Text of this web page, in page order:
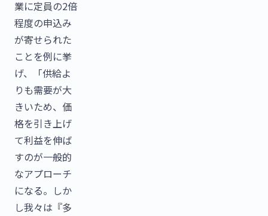
業に定員の2倍
程度の申込み
が寄せられた
ことを例に挙
げ、「供給よ
りも需要が大
きいため、価
格を引き上げ
て利益を伸ば
すのが一般的
なアプローチ
になる。しか
し我々は『多